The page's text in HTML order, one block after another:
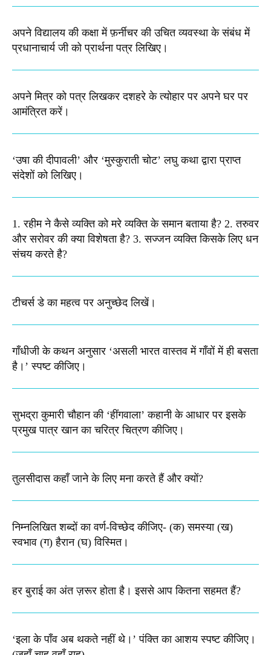
अपने विद्यालय की कक्षा में फ़र्नीचर की उचित व्यवस्था के संबंध में
प्रधानाचार्य जी को प्रार्थना पत्र लिखिए।
अपने मित्र को पत्र लिखकर दशहरे के त्योहार पर अपने घर पर
आमंत्रित करें।
‘उषा की दीपावली’ और ‘मुस्कुराती चोट’ लघु कथा द्वारा प्राप्त
संदेशों को लिखिए।
1. रहीम ने कैसे व्यक्ति को मरे व्यक्ति के समान बताया है? 2. तरुवर
और सरोवर की क्या विशेषता है? 3. सज्जन व्यक्ति किसके लिए धन
संचय करते है?
टीचर्स डे का महत्व पर अनुच्छेद लिखें।
गाँधीजी के कथन अनुसार ‘असली भारत वास्तव में गाँवों में ही बसता
है।’ स्पष्ट कीजिए।
सुभद्रा कुमारी चौहान की ‘हींगवाला’ कहानी के आधार पर इसके
प्रमुख पात्र खान का चरित्र चित्रण कीजिए।
तुलसीदास कहाँ जाने के लिए मना करते हैं और क्यों?
निम्नलिखित शब्दों का वर्ण-विच्छेद कीजिए-​ (क) समस्या (ख)
स्वभाव (ग) हैरान (घ) विस्मित।
हर बुराई का अंत ज़रूर होता है। इससे आप कितना सहमत हैं?
‘इला के पाँव अब थकते नहीं थे।’ पंक्ति का आशय स्पष्ट कीजिए।​